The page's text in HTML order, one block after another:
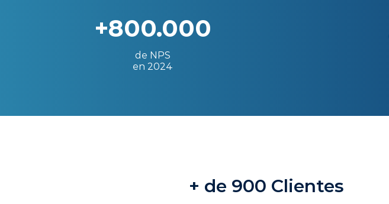
+800.000
de NPS
en 2024
+ de 900 Clientes